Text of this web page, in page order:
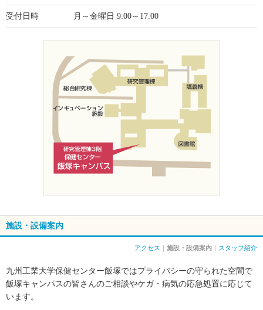
受付日時 月～金曜日 9:00～17:00
施設・設備案内
アクセス ｜ 施設・設備案内 ｜ スタッフ紹介
九州工業大学保健センター飯塚ではプライバシーの守られた空間で
飯塚キャンパスの皆さんのご相談やケガ・病気の応急処置に応じて
います。